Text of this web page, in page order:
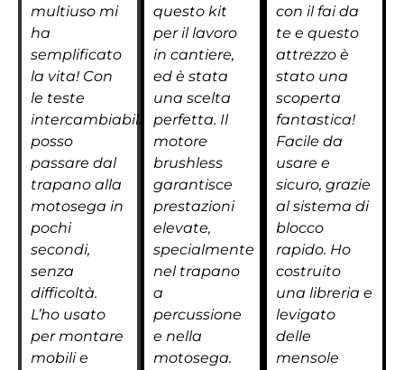
multiuso mi
ha
semplificato
la vita! Con
le teste
intercambiabili
posso
passare dal
trapano alla
motosega in
pochi
secondi,
senza
difficoltà.
L’ho usato
per montare
mobili e
questo kit
per il lavoro
in cantiere,
ed è stata
una scelta
perfetta. Il
motore
brushless
garantisce
prestazioni
elevate,
specialmente
nel trapano
a
percussione
e nella
motosega.
con il fai da
te e questo
attrezzo è
stato una
scoperta
fantastica!
Facile da
usare e
sicuro, grazie
al sistema di
blocco
rapido. Ho
costruito
una libreria e
levigato
delle
mensole